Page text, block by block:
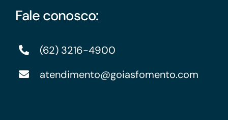
Fale conosco:
(62) 3216-4900
atendimento@goiasfomento.com